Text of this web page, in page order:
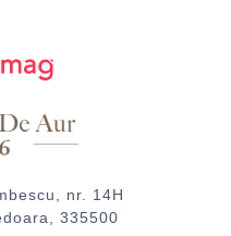
nr. 14H
335500